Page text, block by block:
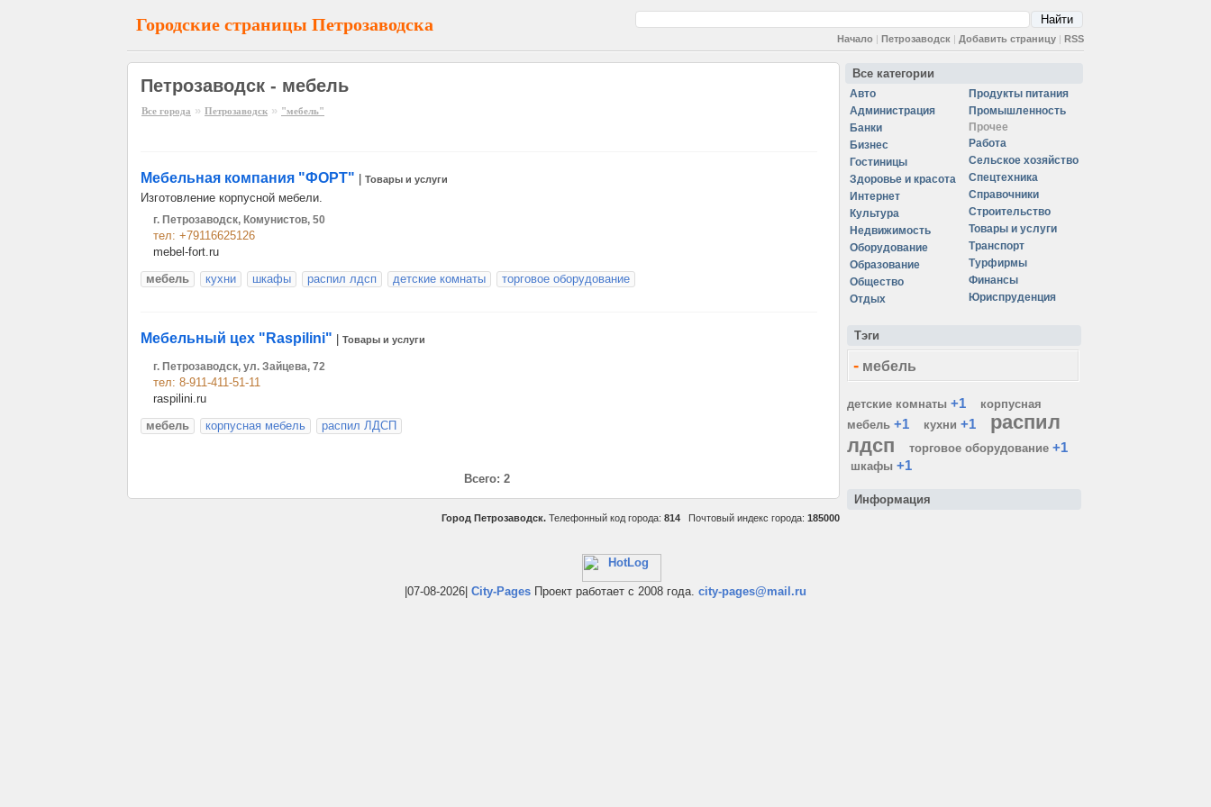
Городские страницы Петрозаводска
Начало | Петрозаводск | Добавить страницу | RSS
Петрозаводск - мебель
Все города » Петрозаводск » "мебель"
Мебельная компания "ФОРТ" Товары и услуги
Изготовление корпусной мебели.
г. Петрозаводск, Комунистов, 50
тел: +79116625126
mebel-fort.ru
мебель
кухни шкафы распил лдсп детские комнаты торговое оборудование
Мебельный цех "Raspilini" Товары и услуги
г. Петрозаводск, ул. Зайцева, 72
тел: 8-911-411-51-11
raspilini.ru
мебель
корпусная мебель распил ЛДСП
Всего: 2
Город Петрозаводск. Телефонный код города: 814 Почтовый индекс города: 185000
Все категории
Авто
Администрация
Банки
Бизнес
Гостиницы
Здоровье и красота
Интернет
Культура
Недвижимость
Оборудование
Образование
Общество
Отдых
Продукты питания
Промышленность
Прочее
Работа
Сельское хозяйство
Спецтехника
Справочники
Строительство
Товары и услуги
Транспорт
Турфирмы
Финансы
Юриспруденция
Тэги
- мебель
детские комнаты +1
корпусная
мебель +1 кухни +1
распил
лдсп
торговое оборудование +1
шкафы +1
Информация
|07-08-2026| City-Pages Проект работает с 2008 года. city-pages@mail.ru